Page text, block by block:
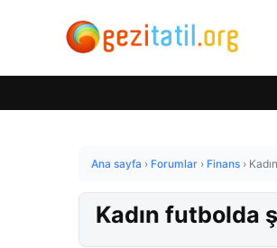
Ana sayfa › Forumlar › Finans ›
Kadın futbolda